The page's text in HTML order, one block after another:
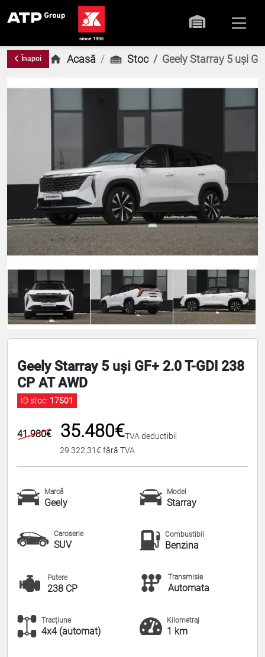
Înapoi Acasă Stoc Geely Starray 5 uși
Geely Starray 5 uși GF+ 2.0 T-GDI 238
CP AT AWD
ID stoc: 17501
41.980€ 35.480€TVA deductibil
29.322,31€ fără TVA
Marcă
Geely
Model
Starray
Caroserie
SUV
Combustibil
Benzina
Putere
238 CP
Transmisie
Automata
Tracțiune
4x4 (automat)
Kilometraj
1 km